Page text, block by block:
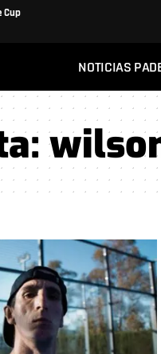
Cup
NOTICIAS